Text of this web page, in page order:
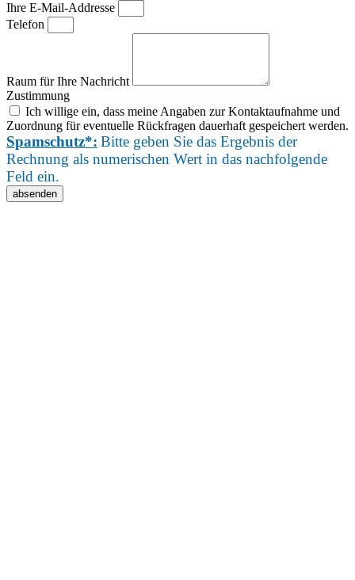
Ihre E-Mail-Addresse
Telefon
Raum für Ihre Nachricht
Zustimmung
Ich willige ein, dass meine Angaben zur Kontaktaufnahme und
Zuordnung für eventuelle Rückfragen dauerhaft gespeichert werden.
Spamschutz*: Bitte geben Sie das Ergebnis der
Rechnung als numerischen Wert in das nachfolgende
Feld ein.
absenden